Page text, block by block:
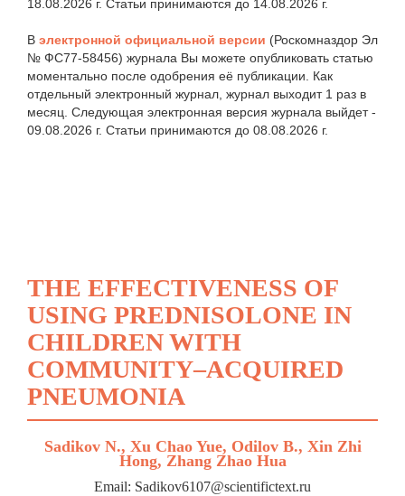
18.08.2026 г. Статьи принимаются до 14.08.2026 г.
В электронной официальной версии (Роскомназдор Эл
№ ФС77-58456) журнала Вы можете опубликовать статью
моментально после одобрения её публикации. Как
отдельный электронный журнал, журнал выходит 1 раз в
месяц. Следующая электронная версия журнала выйдет -
09.08.2026 г. Статьи принимаются до 08.08.2026 г.
THE EFFECTIVENESS OF
USING PREDNISOLONE IN
CHILDREN WITH
COMMUNITY–ACQUIRED
PNEUMONIA
Sadikov N., Xu Chao Yue, Odilov B., Xin Zhi
Hong, Zhang Zhao Нua
Email: Sadikov6107@scientifictext.ru